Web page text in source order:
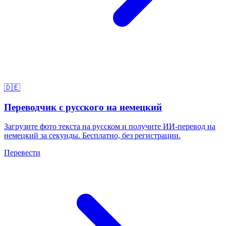
🇩🇪
Переводчик с русского на немецкий
Загрузите фото текста на русском и получите ИИ-перевод на
немецкий за секунды. Бесплатно, без регистрации.
Перевести